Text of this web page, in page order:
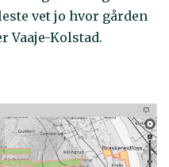
vet jo hvor gården
Vaaje-Kolstad.